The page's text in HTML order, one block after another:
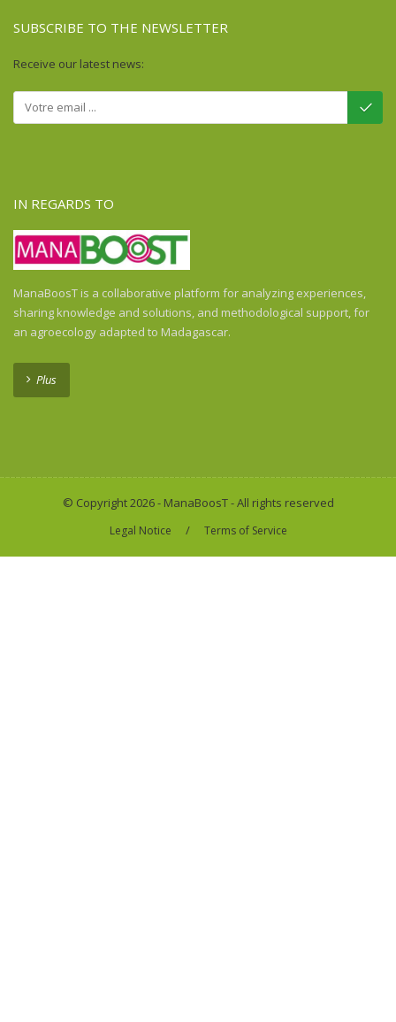
SUBSCRIBE TO THE NEWSLETTER
Receive our latest news:
IN REGARDS TO
ManaBoosT is a collaborative platform for analyzing experiences,
sharing knowledge and solutions, and methodological support, for
an agroecology adapted to Madagascar.
Plus
© Copyright 2026 - ManaBoosT - All rights reserved
Legal Notice / Terms of Service